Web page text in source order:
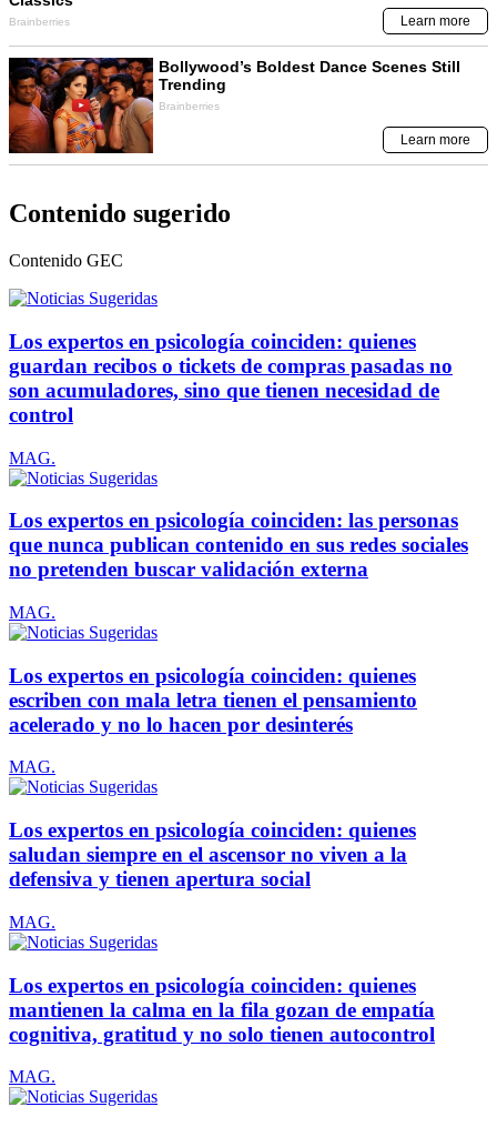
Contenido sugerido
Contenido GEC
Los expertos en psicología coinciden: quienes
guardan recibos o tickets de compras pasadas no
son acumuladores, sino que tienen necesidad de
control
MAG.
Los expertos en psicología coinciden: las personas
que nunca publican contenido en sus redes sociales
no pretenden buscar validación externa
MAG.
Los expertos en psicología coinciden: quienes
escriben con mala letra tienen el pensamiento
acelerado y no lo hacen por desinterés
MAG.
Los expertos en psicología coinciden: quienes
saludan siempre en el ascensor no viven a la
defensiva y tienen apertura social
MAG.
Los expertos en psicología coinciden: quienes
mantienen la calma en la fila gozan de empatía
cognitiva, gratitud y no solo tienen autocontrol
MAG.